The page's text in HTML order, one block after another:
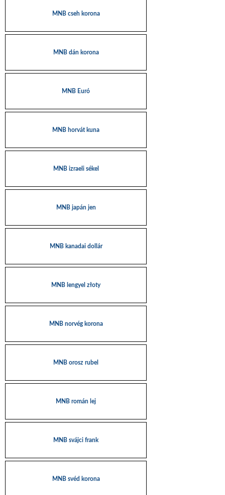
MNB cseh korona
MNB dán korona
MNB Euró
MNB horvát kuna
MNB izraeli sékel
MNB japán jen
MNB kanadai dollár
MNB lengyel złoty
MNB norvég korona
MNB orosz rubel
MNB román lej
MNB svájci frank
MNB svéd korona